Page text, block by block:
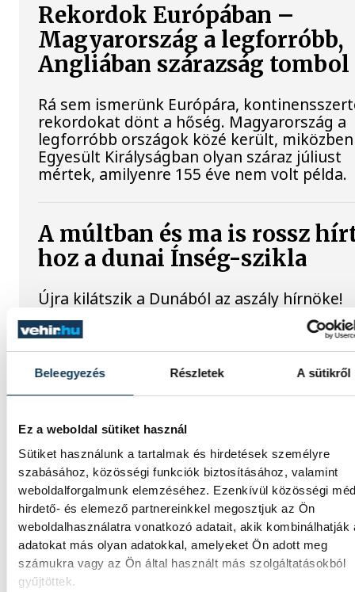
Beleegyezés Részletek A sütikről
Ez a weboldal sütiket használ
Sütiket használunk a tartalmak és hirdetések személyre
szabásához, közösségi funkciók biztosításához, valamint
weboldalforgalmunk elemzéséhez. Ezenkívül közösségi
hirdető- és elemező partnereinkkel megosztjuk az Ön
weboldalhasználatra vonatkozó adatait, akik kombinálhatják
adatokat más olyan adatokkal, amelyeket Ön adott meg
számukra vagy az Ön által használt más szolgáltatásokból
gyűjtöttek.
Rekordok Európában –
Magyarország a legforróbb,
Angliában szárazság tombol
Rá sem ismerünk Európára,
rekordokat dönt a hőség. Magyarország a
legforróbb országok közé került,
Egyesült Királyságban olyan száraz júliust
mértek, amilyenre 155 éve nem volt példa.
A múltban és ma is rossz
hoz a dunai Ínség-szikla
Újra kilátszik a Dunából az aszály hírnöke!
Régen a felbukkanása egyet jelentett az
éhínséggel, ma pedig a klímaváltozás
extrém szárazságra hívja fel a figyelmet.
Elmeséljük a baljós kőtömb történetét.
Magyar Péter:
energiaellátása stabil
Jelenleg stabil Magyarország
a paksi erőmű munkatársai azon
hogy az utolsó még termelő turbina
hibamentesen működjön - közölte a
miniszterelnök a paksi erőműnél tett keddi
látogatása során.